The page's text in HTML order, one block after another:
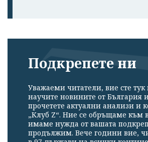
Подкрепете ни
Уважаеми читатели, вие сте тук
научите новините от България
прочетете актуални анализи и
„Клуб Z“. Ние се обръщаме към
имаме нужда от вашата
продължим. Вече години вие,